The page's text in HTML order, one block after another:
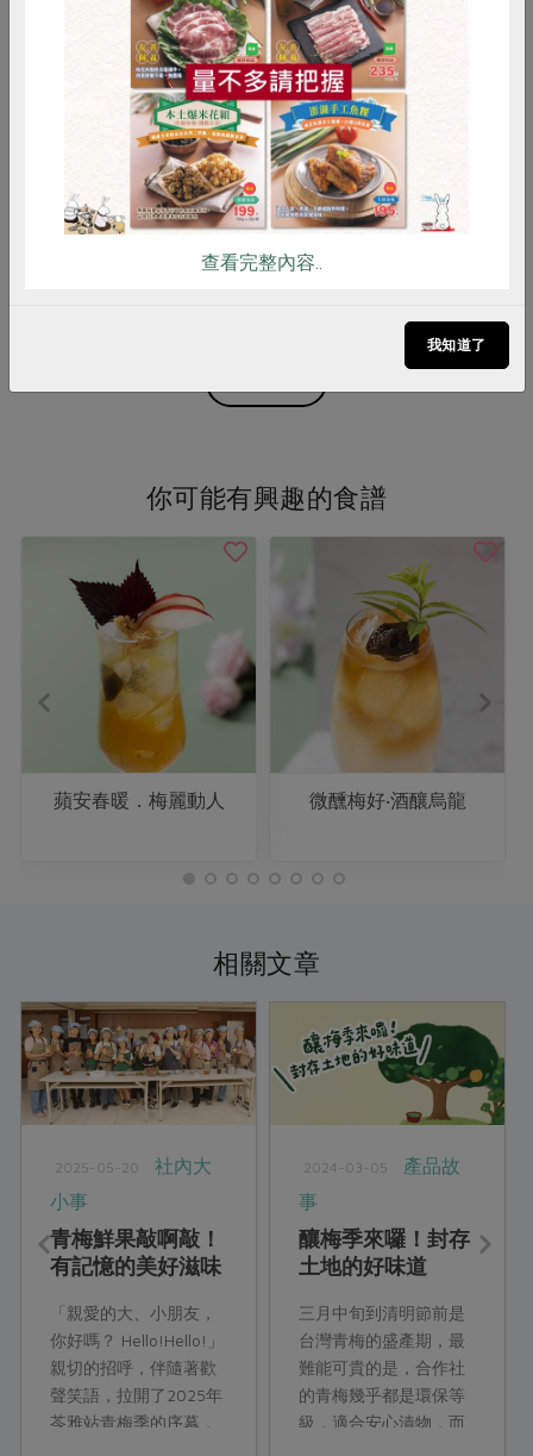
紅烏龍梅酒(嘉農酒莊)-600ml
600毫升
嘉農酒莊
本格梅酒
600毫升
你可能有興趣的食譜
蘋安春暖．梅麗動人 微醺梅好‧酒釀烏龍
相關文章
2025-05-20
社內大
小事
青梅鮮果敲啊敲！
有記憶的美好滋味
「親愛的大、小朋友，
你好嗎？ Hello!Hello!」
親切的招呼，伴隨著歡
聲笑語，拉開了2025年
苓雅站青梅季的序幕，
2024-03-05
產品故
事
釀梅季來囉！封存
土地的好味道
三月中旬到清明節前是
台灣青梅的盛產期，最
難能可貴的是，合作社
的青梅幾乎都是環保等
級，適合安心漬物，而
RPET 食譜 減硝酸鹽
雞蛋 食安 共同購買
查看完整內容..
我知道了